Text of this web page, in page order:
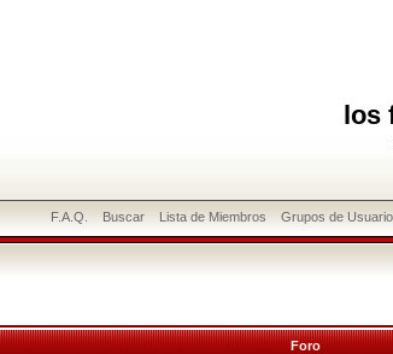
los
F.A.Q. Buscar Lista de Miembros Grupos de
Foro